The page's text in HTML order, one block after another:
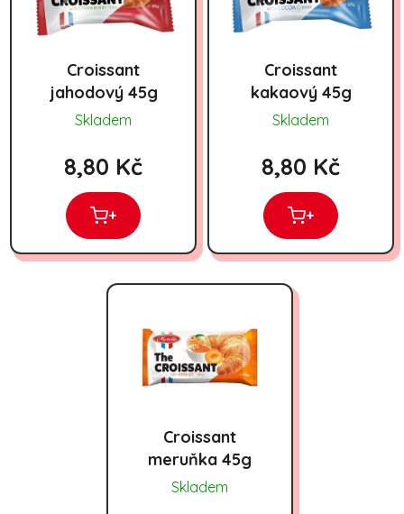
Croissant
jahodový 45g
Skladem
8,80 Kč
+
Croissant
kakaový 45g
Skladem
8,80 Kč
+
Croissant
meruňka 45g
Skladem